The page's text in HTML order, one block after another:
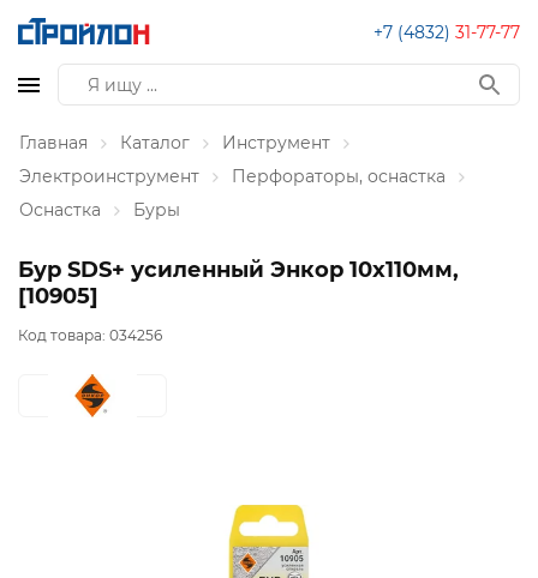
+7 (4832) 31-77-77
Главная Каталог
Инструмент
Электроинструмент
Перфораторы, оснастка
Оснастка
Буры
Бур SDS+ усиленный Энкор 10x110мм,
[10905]
Код товара: 034256